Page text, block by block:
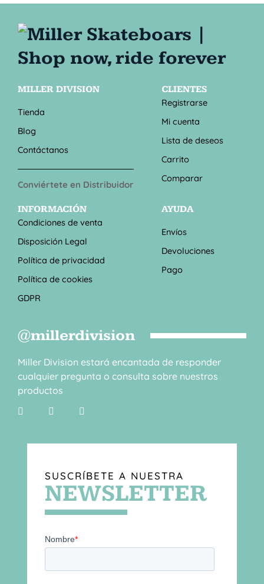
MILLER DIVISION
Tienda
Blog
Contáctanos
Conviértete en Distribuidor
CLIENTES
Registrarse
Mi cuenta
Lista de deseos
Carrito
Comparar
INFORMACIÓN
Condiciones de venta
Disposición Legal
Política de privacidad
Política de cookies
GDPR
AYUDA
Envíos
Devoluciones
Pago
@millerdivision
Miller Division estará encantada de responder
cualquier pregunta o consulta sobre nuestros
productos
SUSCRÍBETE A NUESTRA
NEWSLETTER